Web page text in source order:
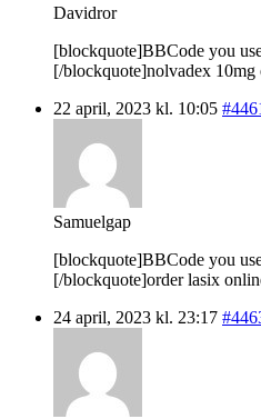
Davidror
[blockquote]BBCode you
[/blockquote]nolvadex
22 april, 2023 kl. 10:05
Samuelgap
[blockquote]BBCode you
[/blockquote]order lasix
24 april, 2023 kl. 23:17